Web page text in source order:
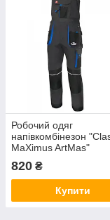
Робочий одяг
напівкомбінезон
MaXimus ArtMas"
820 ₴
Купити